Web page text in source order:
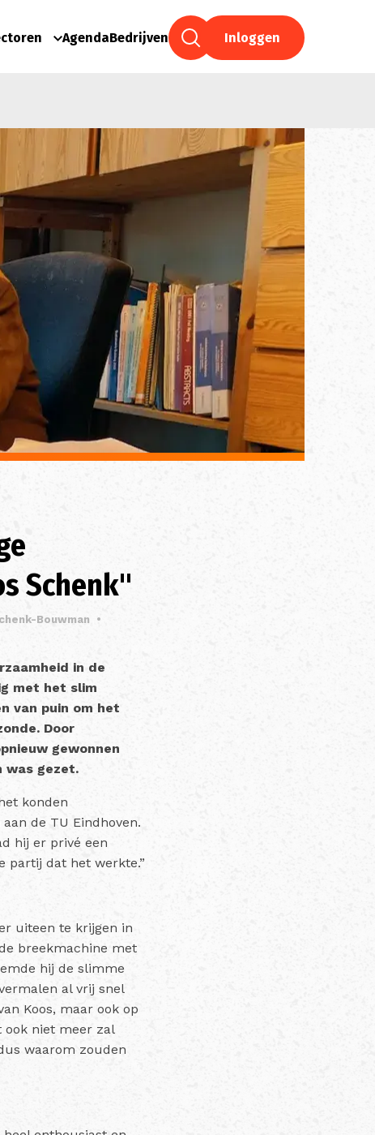
AgendaBedrijven Inloggen
Schenk"
Bouwman
•
in de
met het slim
van puin om het
Door
gewonnen
was gezet.
konden
de TU Eindhoven.
hij er privé een
partij dat het werkte.”
uiteen te krijgen in
breekmachine met
hij de slimme
al vrij snel
Koos, maar ook op
ook niet meer zal
waarom zouden